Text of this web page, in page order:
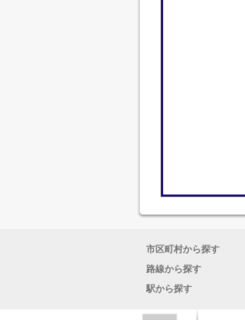
市区町村から探す
路線から探す
駅から探す